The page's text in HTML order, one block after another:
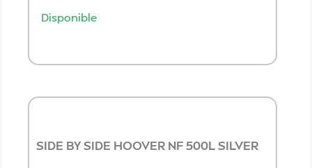
Disponible
SIDE BY SIDE HOOVER NF 500L SILVER